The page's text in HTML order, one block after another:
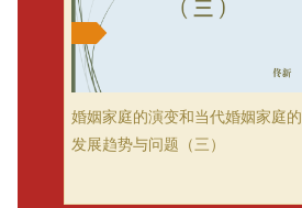
婚姻家庭的演变和当代婚姻家庭的
发展趋势与问题（三）